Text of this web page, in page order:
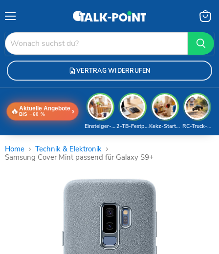
VERTRAG WIDERRUFEN
🔥 Aktuelle Angebote
BIS −60 % ›
RC-Truck-Deal
Kekz-Starterset
2-TB-Festplatte
Einsteiger-Handy
Home
Technik & Elektronik
Samsung Cover Mint passend für Galaxy S9+